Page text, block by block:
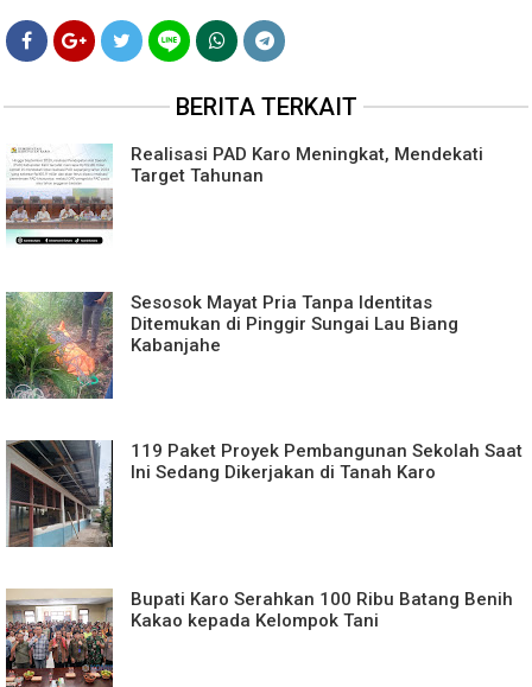
BERITA TERKAIT
Realisasi PAD Karo Meningkat, Mendekati
Target Tahunan
Sesosok Mayat Pria Tanpa Identitas
Ditemukan di Pinggir Sungai Lau Biang
Kabanjahe
119 Paket Proyek Pembangunan Sekolah Saat
Ini Sedang Dikerjakan di Tanah Karo
Bupati Karo Serahkan 100 Ribu Batang Benih
Kakao kepada Kelompok Tani